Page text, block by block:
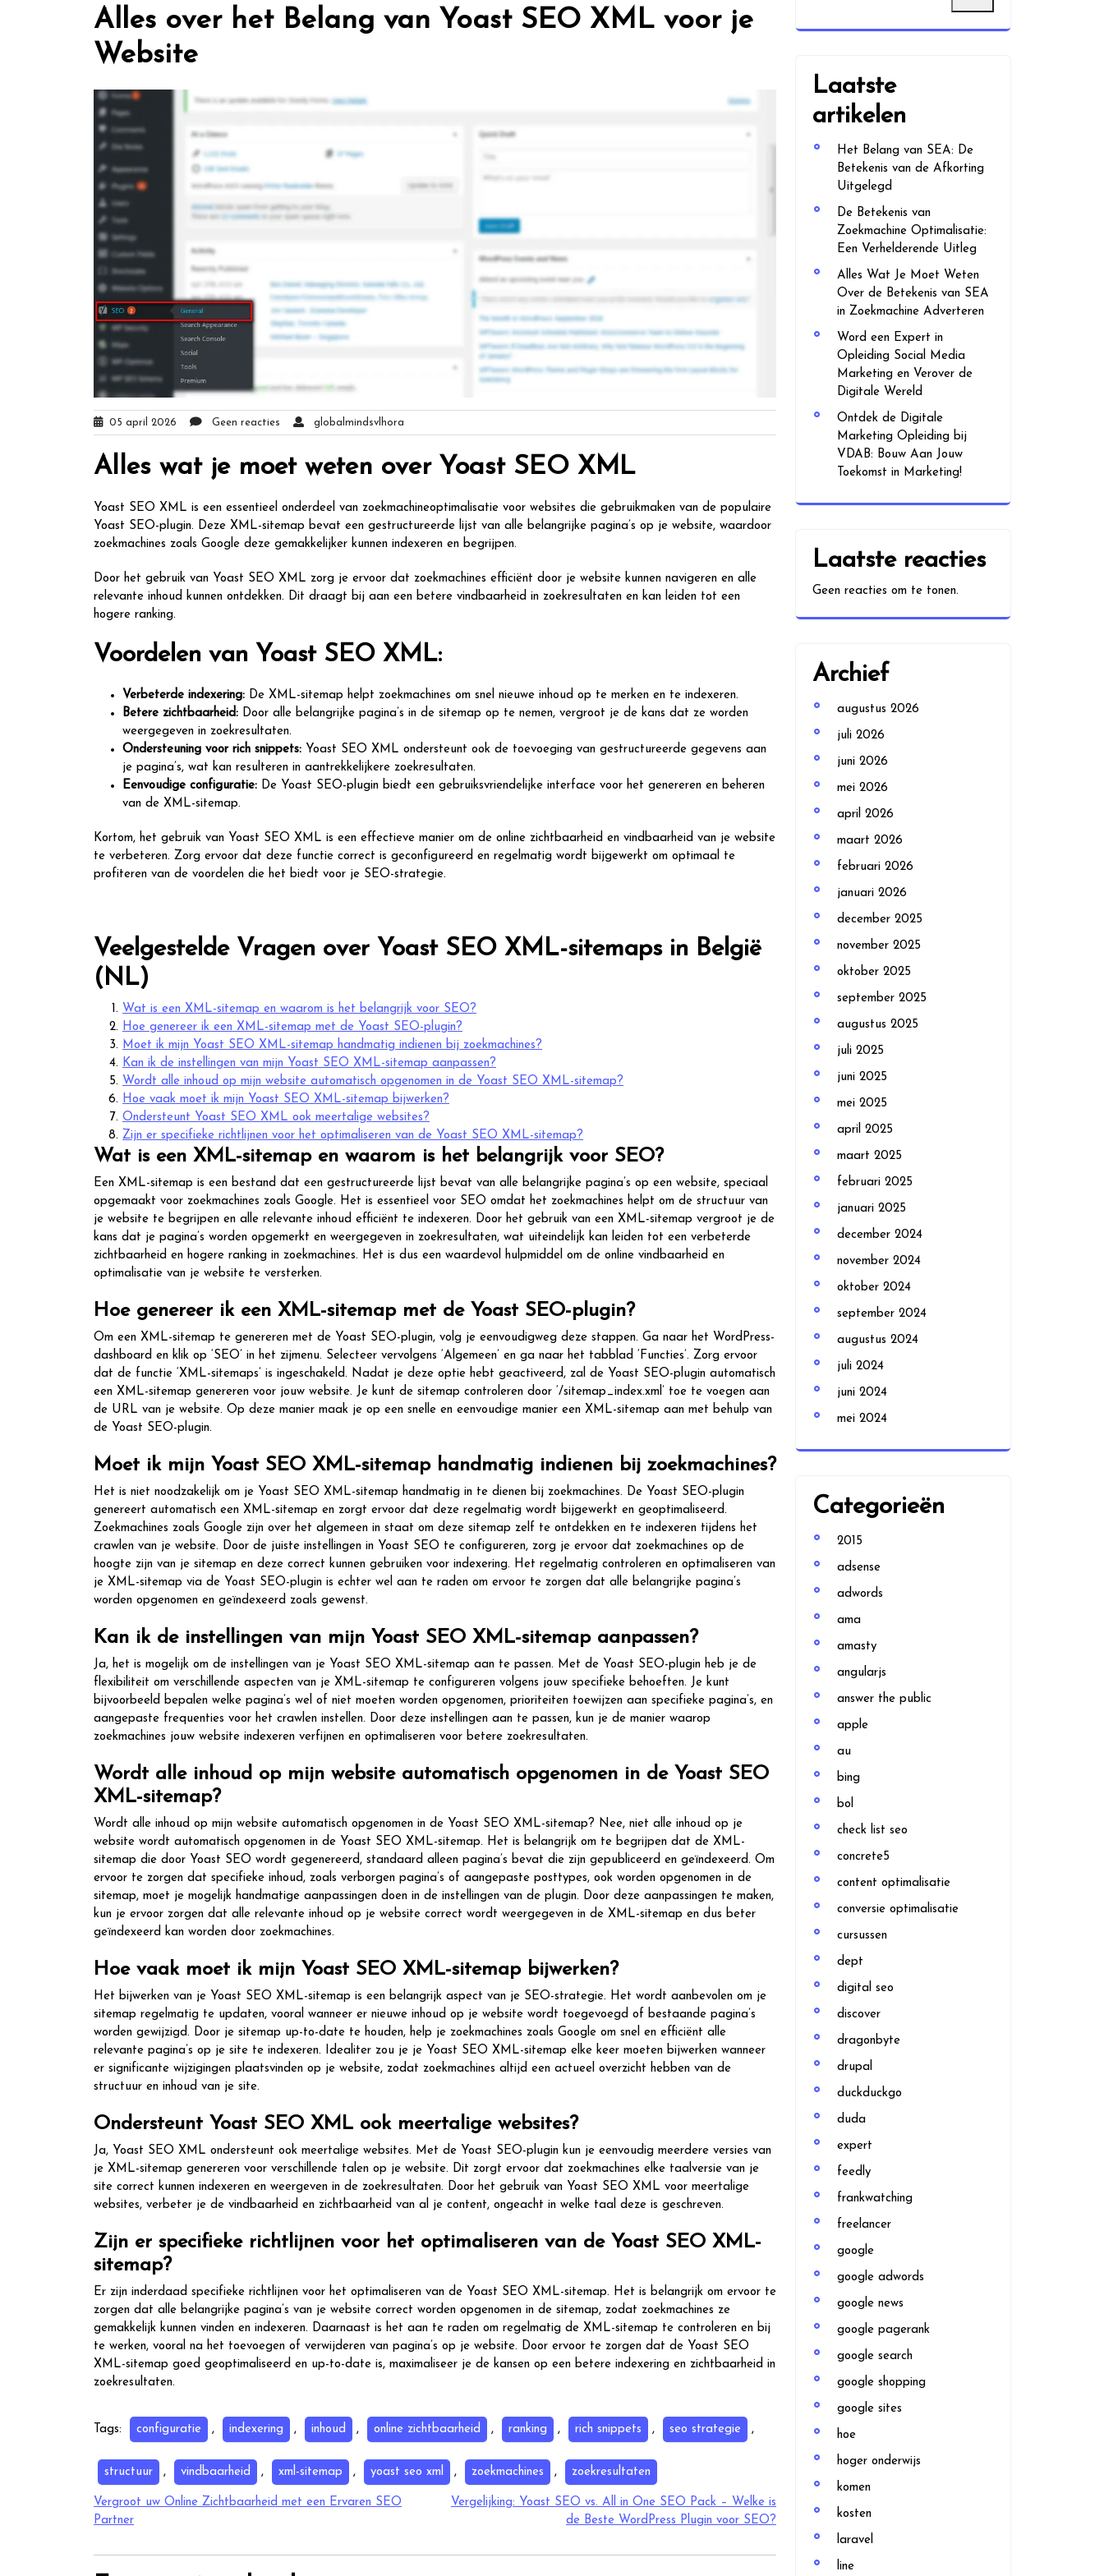
Alles over het Belang van Yoast SEO XML voor je
Website
05 april 2026 Geen reacties globalmindsvlhora
Alles wat je moet weten over Yoast SEO XML
Yoast SEO XML is een essentieel onderdeel van zoekmachineoptimalisatie voor websites die gebruikmaken van de populaire
Yoast SEO-plugin. Deze XML-sitemap bevat een gestructureerde lijst van alle belangrijke pagina’s op je website, waardoor
zoekmachines zoals Google deze gemakkelijker kunnen indexeren en begrijpen.
Door het gebruik van Yoast SEO XML zorg je ervoor dat zoekmachines efficiënt door je website kunnen navigeren en alle
relevante inhoud kunnen ontdekken. Dit draagt bij aan een betere vindbaarheid in zoekresultaten en kan leiden tot een
hogere ranking.
Voordelen van Yoast SEO XML:
Verbeterde indexering: De XML-sitemap helpt zoekmachines om snel nieuwe inhoud op te merken en te indexeren.
Betere zichtbaarheid: Door alle belangrijke pagina’s in de sitemap op te nemen, vergroot je de kans dat ze worden
weergegeven in zoekresultaten.
Ondersteuning voor rich snippets: Yoast SEO XML ondersteunt ook de toevoeging van gestructureerde gegevens aan
je pagina’s, wat kan resulteren in aantrekkelijkere zoekresultaten.
Eenvoudige configuratie: De Yoast SEO-plugin biedt een gebruiksvriendelijke interface voor het genereren en beheren
van de XML-sitemap.
Kortom, het gebruik van Yoast SEO XML is een effectieve manier om de online zichtbaarheid en vindbaarheid van je website
te verbeteren. Zorg ervoor dat deze functie correct is geconfigureerd en regelmatig wordt bijgewerkt om optimaal te
profiteren van de voordelen die het biedt voor je SEO-strategie.
Veelgestelde Vragen over Yoast SEO XML-sitemaps in België
(NL)
Wat is een XML-sitemap en waarom is het belangrijk voor SEO?
Hoe genereer ik een XML-sitemap met de Yoast SEO-plugin?
Moet ik mijn Yoast SEO XML-sitemap handmatig indienen bij zoekmachines?
Kan ik de instellingen van mijn Yoast SEO XML-sitemap aanpassen?
Wordt alle inhoud op mijn website automatisch opgenomen in de Yoast SEO XML-sitemap?
Hoe vaak moet ik mijn Yoast SEO XML-sitemap bijwerken?
Ondersteunt Yoast SEO XML ook meertalige websites?
Zijn er specifieke richtlijnen voor het optimaliseren van de Yoast SEO XML-sitemap?
Wat is een XML-sitemap en waarom is het belangrijk voor SEO?
Een XML-sitemap is een bestand dat een gestructureerde lijst bevat van alle belangrijke pagina’s op een website, speciaal
opgemaakt voor zoekmachines zoals Google. Het is essentieel voor SEO omdat het zoekmachines helpt om de structuur van
je website te begrijpen en alle relevante inhoud efficiënt te indexeren. Door het gebruik van een XML-sitemap vergroot je de
kans dat je pagina’s worden opgemerkt en weergegeven in zoekresultaten, wat uiteindelijk kan leiden tot een verbeterde
zichtbaarheid en hogere ranking in zoekmachines. Het is dus een waardevol hulpmiddel om de online vindbaarheid en
optimalisatie van je website te versterken.
Hoe genereer ik een XML-sitemap met de Yoast SEO-plugin?
Om een XML-sitemap te genereren met de Yoast SEO-plugin, volg je eenvoudigweg deze stappen. Ga naar het WordPress-
dashboard en klik op ‘SEO’ in het zijmenu. Selecteer vervolgens ‘Algemeen’ en ga naar het tabblad ‘Functies’. Zorg ervoor
dat de functie ‘XML-sitemaps’ is ingeschakeld. Nadat je deze optie hebt geactiveerd, zal de Yoast SEO-plugin automatisch
een XML-sitemap genereren voor jouw website. Je kunt de sitemap controleren door ‘/sitemap_index.xml’ toe te voegen aan
de URL van je website. Op deze manier maak je op een snelle en eenvoudige manier een XML-sitemap aan met behulp van
de Yoast SEO-plugin.
Moet ik mijn Yoast SEO XML-sitemap handmatig indienen bij zoekmachines?
Het is niet noodzakelijk om je Yoast SEO XML-sitemap handmatig in te dienen bij zoekmachines. De Yoast SEO-plugin
genereert automatisch een XML-sitemap en zorgt ervoor dat deze regelmatig wordt bijgewerkt en geoptimaliseerd.
Zoekmachines zoals Google zijn over het algemeen in staat om deze sitemap zelf te ontdekken en te indexeren tijdens het
crawlen van je website. Door de juiste instellingen in Yoast SEO te configureren, zorg je ervoor dat zoekmachines op de
hoogte zijn van je sitemap en deze correct kunnen gebruiken voor indexering. Het regelmatig controleren en optimaliseren van
je XML-sitemap via de Yoast SEO-plugin is echter wel aan te raden om ervoor te zorgen dat alle belangrijke pagina’s
worden opgenomen en geïndexeerd zoals gewenst.
Kan ik de instellingen van mijn Yoast SEO XML-sitemap aanpassen?
Ja, het is mogelijk om de instellingen van je Yoast SEO XML-sitemap aan te passen. Met de Yoast SEO-plugin heb je de
flexibiliteit om verschillende aspecten van je XML-sitemap te configureren volgens jouw specifieke behoeften. Je kunt
bijvoorbeeld bepalen welke pagina’s wel of niet moeten worden opgenomen, prioriteiten toewijzen aan specifieke pagina’s, en
aangepaste frequenties voor het crawlen instellen. Door deze instellingen aan te passen, kun je de manier waarop
zoekmachines jouw website indexeren verfijnen en optimaliseren voor betere zoekresultaten.
Wordt alle inhoud op mijn website automatisch opgenomen in de Yoast SEO
XML-sitemap?
Wordt alle inhoud op mijn website automatisch opgenomen in de Yoast SEO XML-sitemap? Nee, niet alle inhoud op je
website wordt automatisch opgenomen in de Yoast SEO XML-sitemap. Het is belangrijk om te begrijpen dat de XML-
sitemap die door Yoast SEO wordt gegenereerd, standaard alleen pagina’s bevat die zijn gepubliceerd en geïndexeerd. Om
ervoor te zorgen dat specifieke inhoud, zoals verborgen pagina’s of aangepaste posttypes, ook worden opgenomen in de
sitemap, moet je mogelijk handmatige aanpassingen doen in de instellingen van de plugin. Door deze aanpassingen te maken,
kun je ervoor zorgen dat alle relevante inhoud op je website correct wordt weergegeven in de XML-sitemap en dus beter
geïndexeerd kan worden door zoekmachines.
Hoe vaak moet ik mijn Yoast SEO XML-sitemap bijwerken?
Het bijwerken van je Yoast SEO XML-sitemap is een belangrijk aspect van je SEO-strategie. Het wordt aanbevolen om je
sitemap regelmatig te updaten, vooral wanneer er nieuwe inhoud op je website wordt toegevoegd of bestaande pagina’s
worden gewijzigd. Door je sitemap up-to-date te houden, help je zoekmachines zoals Google om snel en efficiënt alle
relevante pagina’s op je site te indexeren. Idealiter zou je je Yoast SEO XML-sitemap elke keer moeten bijwerken wanneer
er significante wijzigingen plaatsvinden op je website, zodat zoekmachines altijd een actueel overzicht hebben van de
structuur en inhoud van je site.
Ondersteunt Yoast SEO XML ook meertalige websites?
Ja, Yoast SEO XML ondersteunt ook meertalige websites. Met de Yoast SEO-plugin kun je eenvoudig meerdere versies van
je XML-sitemap genereren voor verschillende talen op je website. Dit zorgt ervoor dat zoekmachines elke taalversie van je
site correct kunnen indexeren en weergeven in de zoekresultaten. Door het gebruik van Yoast SEO XML voor meertalige
websites, verbeter je de vindbaarheid en zichtbaarheid van al je content, ongeacht in welke taal deze is geschreven.
Zijn er specifieke richtlijnen voor het optimaliseren van de Yoast SEO XML-
sitemap?
Er zijn inderdaad specifieke richtlijnen voor het optimaliseren van de Yoast SEO XML-sitemap. Het is belangrijk om ervoor te
zorgen dat alle belangrijke pagina’s van je website correct worden opgenomen in de sitemap, zodat zoekmachines ze
gemakkelijk kunnen vinden en indexeren. Daarnaast is het aan te raden om regelmatig de XML-sitemap te controleren en bij
te werken, vooral na het toevoegen of verwijderen van pagina’s op je website. Door ervoor te zorgen dat de Yoast SEO
XML-sitemap goed geoptimaliseerd en up-to-date is, maximaliseer je de kansen op een betere indexering en zichtbaarheid in
zoekresultaten.
Tags: configuratie , indexering , inhoud , online zichtbaarheid , ranking , rich snippets , seo strategie ,
structuur , vindbaarheid , xml-sitemap , yoast seo xml , zoekmachines , zoekresultaten
Berichtnavigatie
Vergroot uw Online Zichtbaarheid met een Ervaren SEO
Partner
Vergelijking: Yoast SEO vs. All in One SEO Pack – Welke is
de Beste WordPress Plugin voor SEO?
Laatste
artikelen
Het Belang van SEA: De
Betekenis van de Afkorting
Uitgelegd
De Betekenis van
Zoekmachine Optimalisatie:
Een Verhelderende Uitleg
Alles Wat Je Moet Weten
Over de Betekenis van SEA
in Zoekmachine Adverteren
Word een Expert in
Opleiding Social Media
Marketing en Verover de
Digitale Wereld
Ontdek de Digitale
Marketing Opleiding bij
VDAB: Bouw Aan Jouw
Toekomst in Marketing!
Laatste reacties
Geen reacties om te tonen.
Archief
augustus 2026
juli 2026
juni 2026
mei 2026
april 2026
maart 2026
februari 2026
januari 2026
december 2025
november 2025
oktober 2025
september 2025
augustus 2025
juli 2025
juni 2025
mei 2025
april 2025
maart 2025
februari 2025
januari 2025
december 2024
november 2024
oktober 2024
september 2024
augustus 2024
juli 2024
juni 2024
mei 2024
Categorieën
2015
adsense
adwords
ama
amasty
angularjs
answer the public
apple
au
bing
bol
check list seo
concrete5
content optimalisatie
conversie optimalisatie
cursussen
dept
digital seo
discover
dragonbyte
drupal
duckduckgo
duda
expert
feedly
frankwatching
freelancer
google
google adwords
google news
google pagerank
google search
google shopping
google sites
hoe
hoger onderwijs
komen
kosten
laravel
line